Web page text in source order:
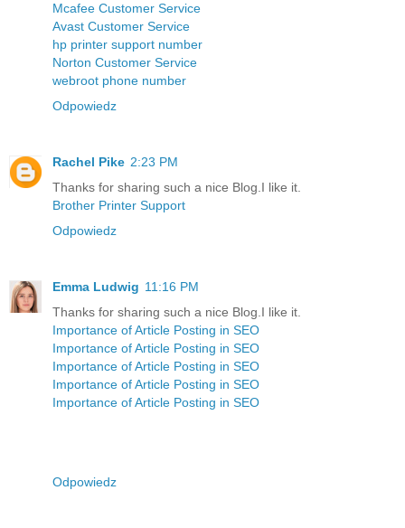
Mcafee Customer Service
Avast Customer Service
hp printer support number
Norton Customer Service
webroot phone number
Odpowiedz
Rachel Pike 2:23 PM
Thanks for sharing such a nice Blog.I like it.
Brother Printer Support
Odpowiedz
Emma Ludwig 11:16 PM
Thanks for sharing such a nice Blog.I like it.
Importance of Article Posting in SEO
Importance of Article Posting in SEO
Importance of Article Posting in SEO
Importance of Article Posting in SEO
Importance of Article Posting in SEO
Odpowiedz